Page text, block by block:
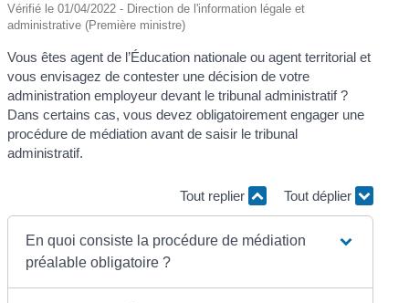
Vérifié le 01/04/2022 - Direction de l'information légale et
administrative (Première ministre)
Vous êtes agent de l’Éducation nationale ou agent territorial et
vous envisagez de contester une décision de votre
administration employeur devant le tribunal administratif ?
Dans certains cas, vous devez obligatoirement engager une
procédure de médiation avant de saisir le tribunal
administratif.
Tout replier Tout déplier
En quoi consiste la procédure de médiation
préalable obligatoire ?